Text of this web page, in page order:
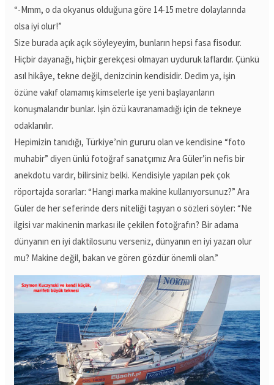
“-Mmm, o da okyanus olduğuna göre 14-15 metre dolaylarında
olsa iyi olur!”
Size burada açık açık söyleyeyim, bunların hepsi fasa fisodur.
Hiçbir dayanağı, hiçbir gerekçesi olmayan uyduruk laflardır. Çünkü
asıl hikâye, tekne değil, denizcinin kendisidir. Dedim ya, işin
özüne vakıf olamamış kimselerle işe yeni başlayanların
konuşmalarıdır bunlar. İşin özü kavranamadığı için de tekneye
odaklanılır.
Hepimizin tanıdığı, Türkiye’nin gururu olan ve kendisine “foto
muhabir” diyen ünlü fotoğraf sanatçımız Ara Güler’in nefis bir
anekdotu vardır, bilirsiniz belki. Kendisiyle yapılan pek çok
röportajda sorarlar: “Hangi marka makine kullanıyorsunuz?” Ara
Güler de her seferinde ders niteliği taşıyan o sözleri söyler: “Ne
ilgisi var makinenin markası ile çekilen fotoğrafın? Bir adama
dünyanın en iyi daktilosunu verseniz, dünyanın en iyi yazarı olur
mu? Makine değil, bakan ve gören gözdür önemli olan.”